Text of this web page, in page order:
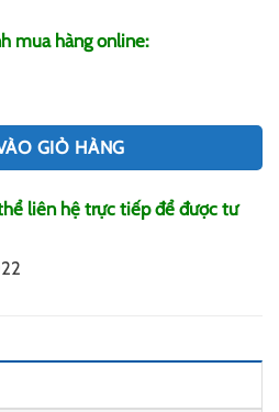
mua hàng online:
lượng
GIỎ HÀNG
liên hệ trực tiếp để được tư